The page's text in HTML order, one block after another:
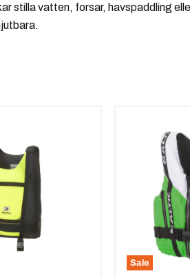
stilla vatten, forsar, havspaddling
Sale
Vit/Grön